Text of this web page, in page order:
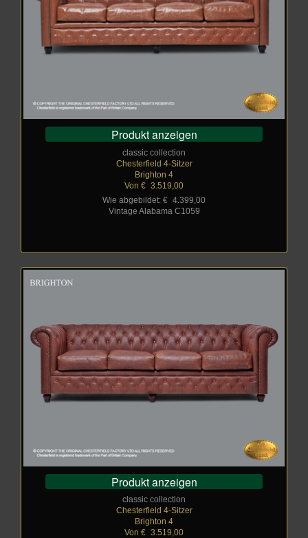
Produkt anzeigen
classic collection
Chesterfield 4-Sitzer
Brighton 4
Von € 3.519,00
Wie abgebildet: € 4.399,00
Vintage Alabama C1059
Produkt anzeigen
classic collection
Chesterfield 4-Sitzer
Brighton 4
Von € 3.519,00